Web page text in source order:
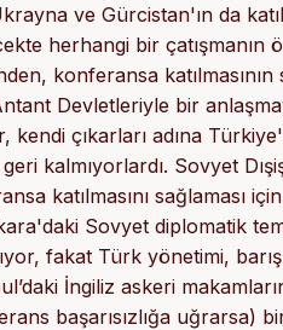
ve Gürcistan'ın da
herhangi bir çatışmanın
konferansa katılmasının
Devletleriyle bir
kendi çıkarları adına
kalmıyorlardı. Sovyet
katılmasını sağlaması
Sovyet diplomatik
fakat Türk yönetimi,
İngiliz askeri
başarısızlığa uğrarsa)